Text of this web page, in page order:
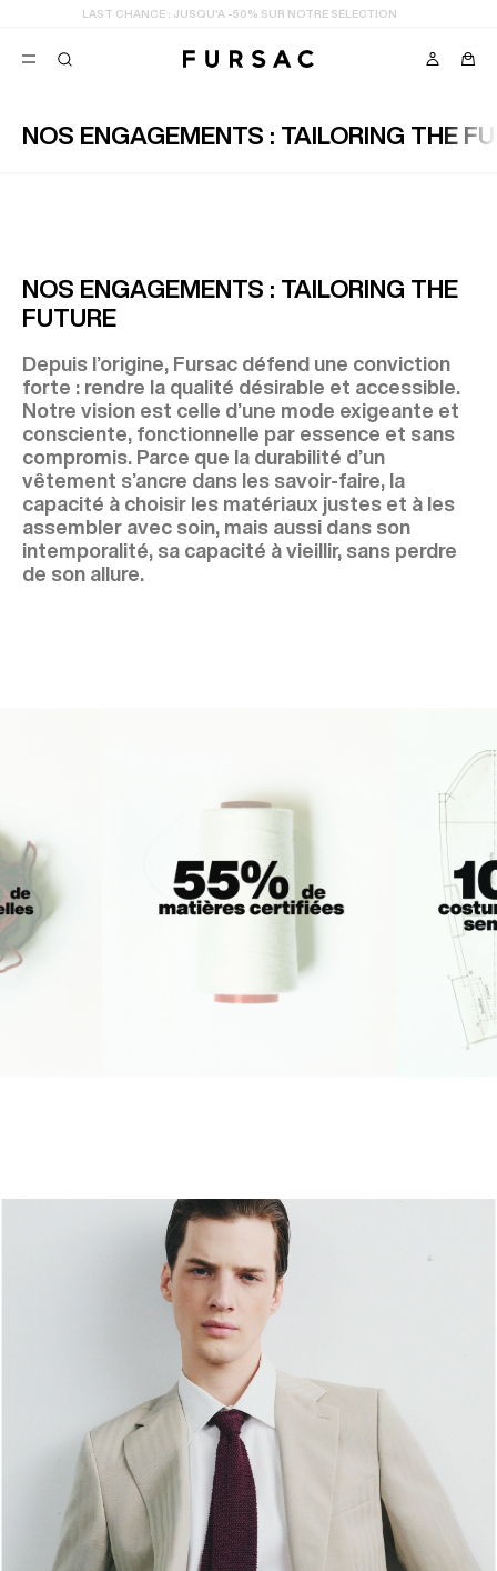
LAST CHANCE: JUSQU'A -50% SUR NOTRE SÉLECTION
NOS ENGAGEMENTS : TAILORING THE
NOS ENGAGEMENTS : TAILORING THE
FUTURE
Depuis l’origine, Fursac défend une conviction
forte : rendre la qualité désirable et accessible.
Notre vision est celle d’une mode exigeante et
consciente, fonctionnelle par essence et sans
compromis. Parce que la durabilité d’un
vêtement s’ancre dans les savoir-faire, la
capacité à choisir les matériaux justes et à les
assembler avec soin, mais aussi dans son
intemporalité, sa capacité à vieillir, sans perdre
de son allure.
MEILLEURES VENTES
NOUVELLE COLLECTION
LAST CHANCE